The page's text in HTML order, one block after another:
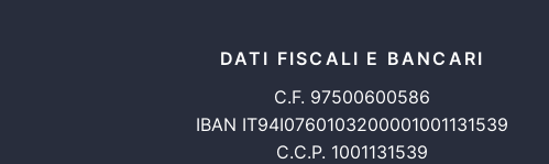
DATI FISCALI E BANCARI
C.F. 97500600586
IBAN IT94I0760103200001001131539
C.C.P. 1001131539